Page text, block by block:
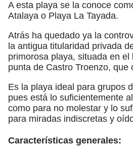
A esta playa se la conoce
Atalaya o Playa La Tayada.
Atrás ha quedado ya la
la antigua titularidad privada
primorosa playa, situada en el
punta de Castro Troenzo, que
Es la playa ideal para grupos
pues está lo suficientemente
como para no molestar y lo
para miradas indiscretas y
Características generales: